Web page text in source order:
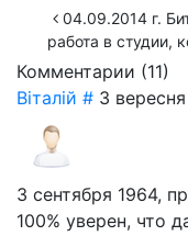
04.09.2014 г.
работа в студии,
Комментарии (11)
Віталій # 3
3 сентября 1964,
100% уверен, что